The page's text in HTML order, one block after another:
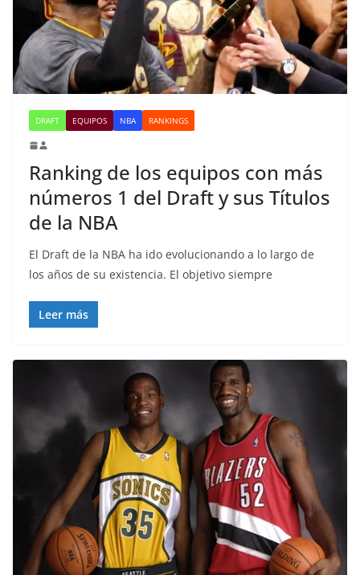
DRAFT EQUIPOS NBA RANKINGS
Ranking de los equipos con más
números 1 del Draft y sus Títulos
de la NBA
El Draft de la NBA ha ido evolucionando a lo largo de
los años de su existencia. El objetivo siempre
Leer más